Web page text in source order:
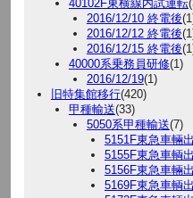
40102F東横線内試運転
2016/12/10 終電後
2016/12/12 終電後
2016/12/15 終電後
40000系乗務員研修(1)
2016/12/19(1)
旧特集館移行(420)
甲種輸送(33)
5050系甲種輸送(7)
5151F東急車輛
5155F東急車輌
5156F東急車輛
5169F東急車輌